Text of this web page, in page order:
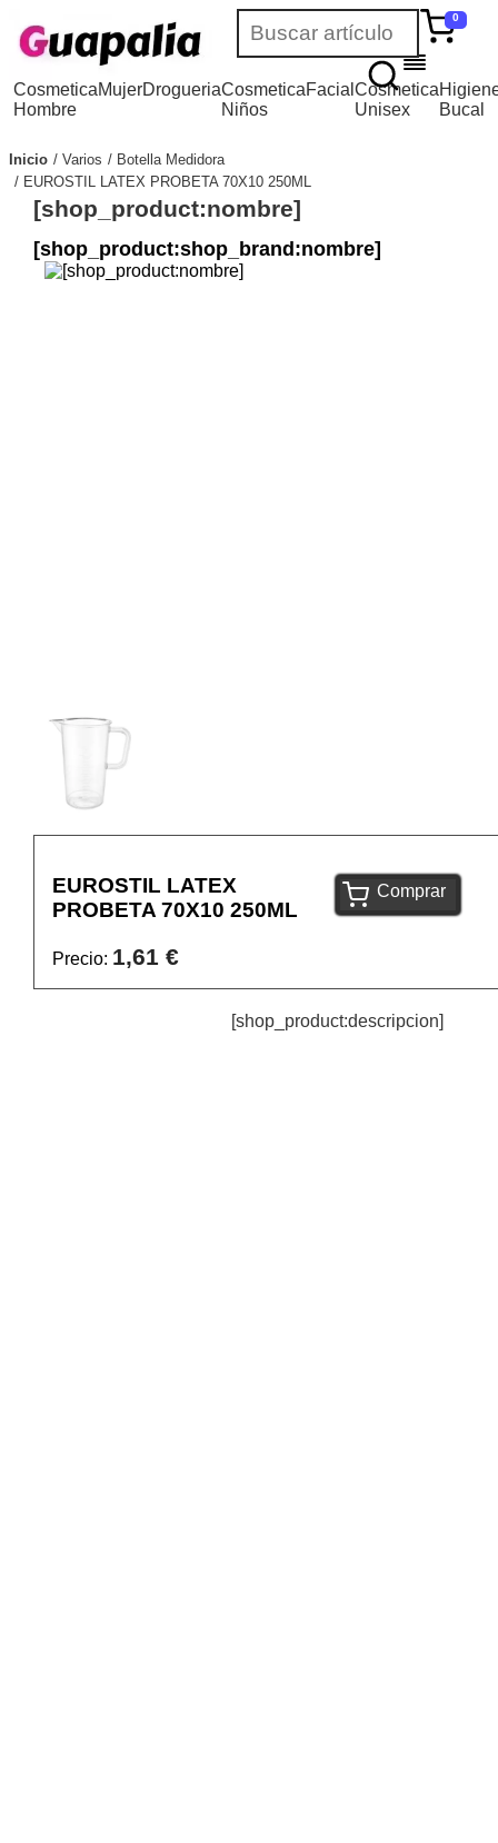
0
Cosmetica
Hombre
MujerDrogueriaCosmetica
Niños
FacialCosmetica
Unisex
Bucal
Inicio Varios
Botella Medidora
EUROSTIL LATEX PROBETA 70X10 250ML
[shop_product:nombre]
[shop_product:shop_brand:nombre]
EUROSTIL LATEX
PROBETA 70X10 250ML
Precio: 1,61 €
Comprar
[shop_product:descripcion]